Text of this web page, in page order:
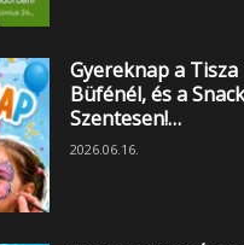
Gyereknap a
Büfénél, és a
Szentesen!…
2026.06.16.